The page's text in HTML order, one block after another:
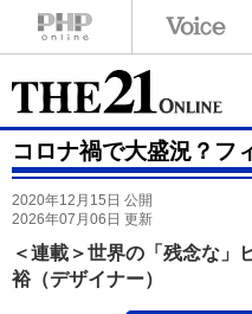
コロナ禍で大盛況？フ
2020年12月15日 公開
2026年07月06日 更新
＜連載＞世界の「残念な」
裕（デザイナー）